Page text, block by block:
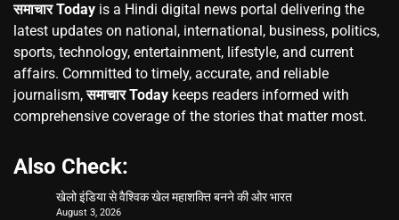
समाचार Today is a Hindi digital news portal delivering the
latest updates on national, international, business, politics,
sports, technology, entertainment, lifestyle, and current
affairs. Committed to timely, accurate, and reliable
journalism,समाचार Today keeps readers informed with
comprehensive coverage of the stories that matter most.
Also Check:
खेलो इंडिया से वैश्विक खेल महाशक्ति बनने की ओर भारत
August 3, 2026